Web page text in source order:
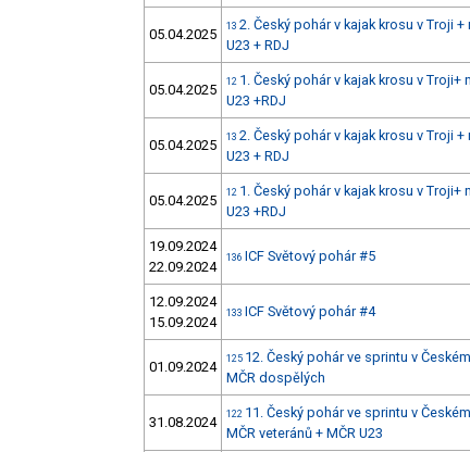
05.04.2025 13 2. Český pohár v kajak krosu v Troji
U23 + RDJ
05.04.2025 12 1. Český pohár v kajak krosu v Troji+
U23 +RDJ
05.04.2025 13 2. Český pohár v kajak krosu v Troji
U23 + RDJ
05.04.2025 12 1. Český pohár v kajak krosu v Troji+
U23 +RDJ
19.09.2024
22.09.2024
136 ICF Světový pohár #5
12.09.2024
15.09.2024
133 ICF Světový pohár #4
01.09.2024 125 12. Český pohár ve sprintu v
MČR dospělých
31.08.2024 122 11. Český pohár ve sprintu v
MČR veteránů + MČR U23